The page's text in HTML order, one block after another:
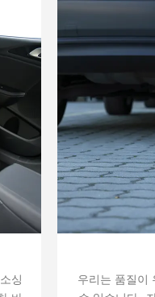
싱
우리는 품질이